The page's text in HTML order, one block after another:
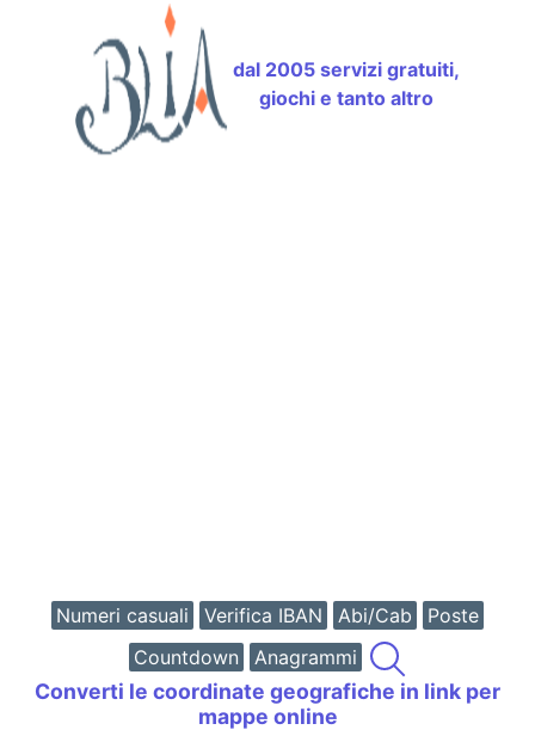
dal 2005 servizi gratuiti,
giochi e tanto altro
Numeri casuali Verifica IBAN Abi/Cab
Poste
Countdown
Anagrammi
Converti le coordinate geografiche in link per
mappe online